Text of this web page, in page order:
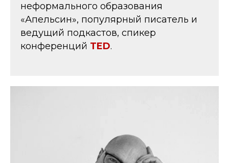
неформального образования
«Апельсин», популярный писатель и
ведущий подкастов, спикер
конференций TED.